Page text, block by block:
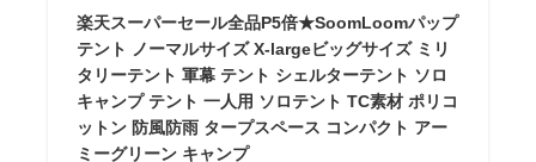
楽天スーパーセール全品P5倍★SoomLoomパップ
テント ノーマルサイズ X-largeビッグサイズ ミリ
タリーテント 軍幕 テント シェルターテント ソロ
キャンプ テント 一人用 ソロテント TC素材 ポリコ
ットン 防風防雨 タープスペース コンパクト アー
ミーグリーン キャンプ